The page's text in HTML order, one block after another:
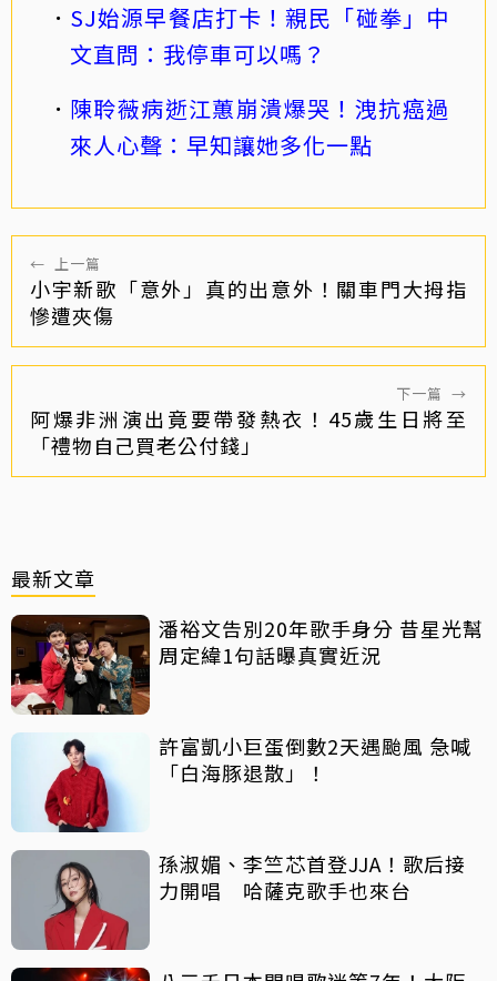
SJ始源早餐店打卡！親民「碰拳」中
文直問：我停車可以嗎？
陳聆薇病逝江蕙崩潰爆哭！洩抗癌過
來人心聲：早知讓她多化一點
← 上一篇
小宇新歌「意外」真的出意外！關車門大拇指
慘遭夾傷
下一篇 →
阿爆非洲演出竟要帶發熱衣！45歲生日將至
「禮物自己買老公付錢」
最新文章
潘裕文告別20年歌手身分 昔星光幫
周定緯1句話曝真實近況
許富凱小巨蛋倒數2天遇颱風 急喊
「白海豚退散」！
孫淑媚、李竺芯首登JJA！歌后接
力開唱 哈薩克歌手也來台